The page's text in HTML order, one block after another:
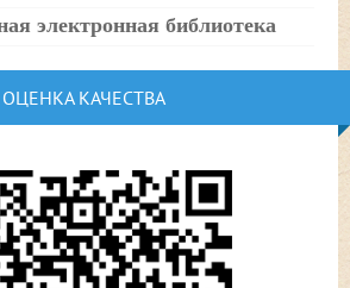
электронная библиотека
ОЦЕНКА КАЧЕСТВА